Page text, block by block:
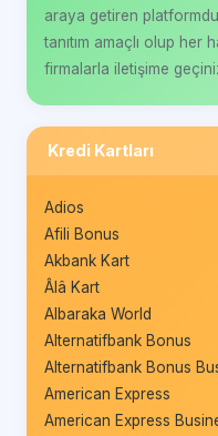
araya getiren
tanıtım amaçlı olup her
firmalarla iletişime
Kredi Kartları
Adios
Afili Bonus
Akbank Kart
Âlâ Kart
Albaraka World
Alternatifbank Bonus
Alternatifbank Bonus
American Express
American Express